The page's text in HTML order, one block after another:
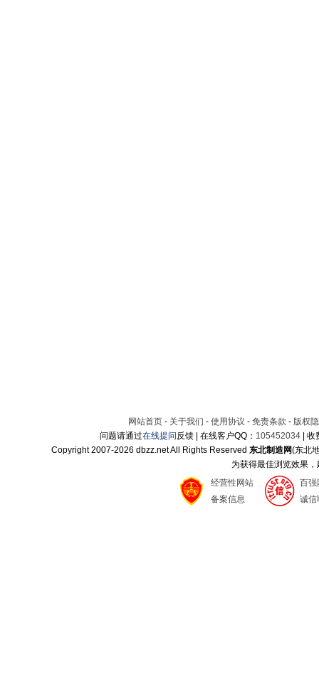
网站首页 - 关于我们 - 使用协议 - 免责条款 - 版权
问题请通过在线提问反馈 | 在线客户QQ： 105452034 |
Copyright 2007-2026 dbzz.net All Rights Reserved东北制造网(东北
为获得最佳浏览效果
经营性网站
备案信息
百强
诚信